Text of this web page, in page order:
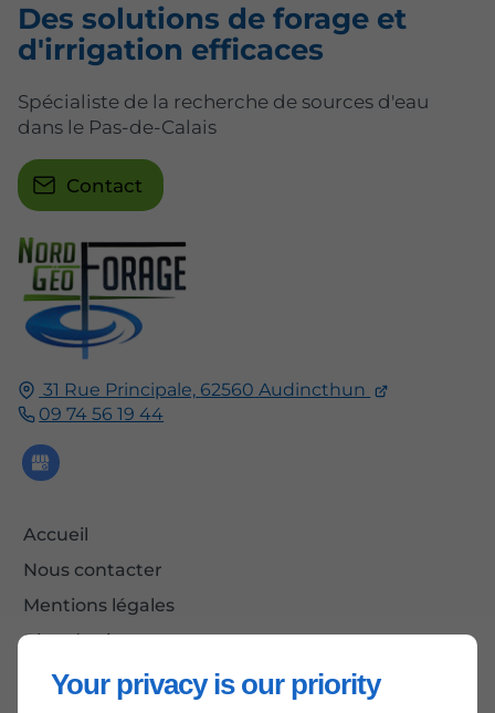
Your privacy is our priority
31 Rue Principale, 62560 Audincthun
09 74 56 19 44
Accueil
Nous contacter
Mentions légales
Plan du site
Des solutions de forage et
d'irrigation efficaces
Spécialiste de la recherche de sources d'eau
dans le Pas-de-Calais
Contact